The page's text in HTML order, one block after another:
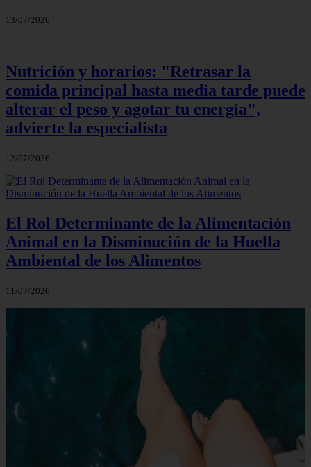
13/07/2026
Nutrición y horarios: "Retrasar la
comida principal hasta media tarde puede
alterar el peso y agotar tu energía",
advierte la especialista
12/07/2026
El Rol Determinante de la Alimentación
Animal en la Disminución de la Huella
Ambiental de los Alimentos
11/07/2026